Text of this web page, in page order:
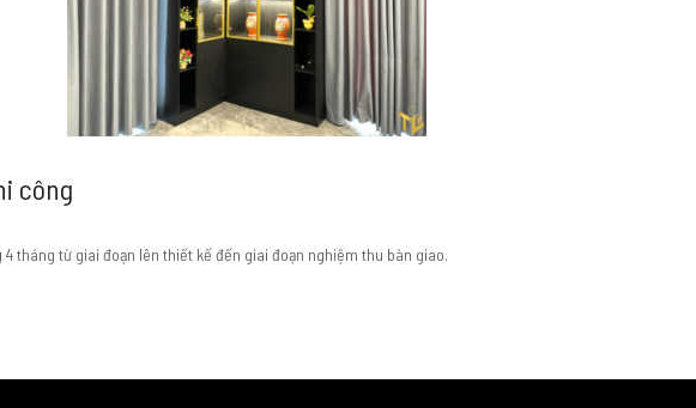
công
tháng từ giai đoạn lên thiết kế đến giai đoạn nghiệm thu bàn giao.